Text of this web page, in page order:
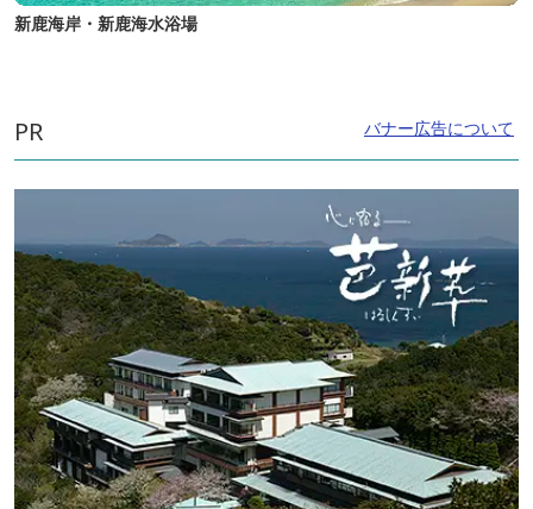
新鹿海岸・新鹿海水浴場
PR バナー広告について